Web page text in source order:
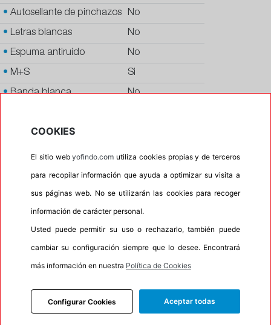
• Autosellante de pinchazos No
• Letras blancas No
• Espuma antiruido No
• M+S Si
•Banda blanca No
Calidad
P.O.R. No
Oportunidad No
50% 50%
Carretera Campo
INFORMACIÓN
COOKIES
El sitio webyofindo.com utiliza cookies propias y de terceros
para recopilar información que ayuda a optimizar su visita a
sus páginas web. No se utilizarán las cookies para recoger
información de carácter personal.
Usted puede permitir su uso o rechazarlo, también puede
cambiar su configuración siempre que lo desee. Encontrará
más información en nuestra Política de Cookies
Configurar Cookies Aceptar todas